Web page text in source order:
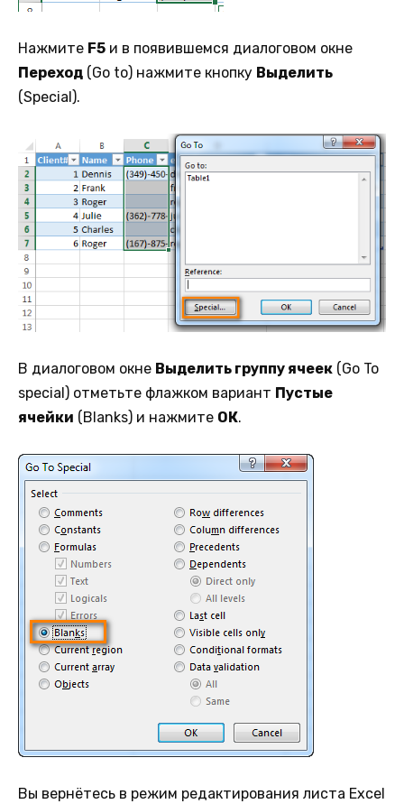
Нажмите F5 и в появившемся диалоговом окне
Переход (Go to) нажмите кнопку Выделить
(Special).
В диалоговом окне Выделить группу ячеек (Go To
special) отметьте флажком вариант Пустые
ячейки (Blanks) и нажмите ОК.
Вы вернётесь в режим редактирования листа Excel